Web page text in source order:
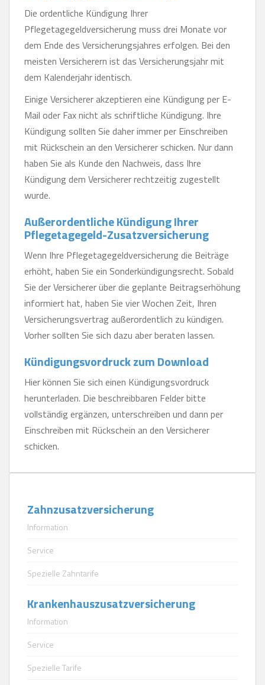
Die ordentliche Kündigung Ihrer
Pflegetagegeldversicherung muss drei Monate vor
dem Ende des Versicherungsjahres erfolgen. Bei den
meisten Versicherern ist das Versicherungsjahr mit
dem Kalenderjahr identisch.
Einige Versicherer akzeptieren eine Kündigung per E-
Mail oder Fax nicht als schriftliche Kündigung. Ihre
Kündigung sollten Sie daher immer per Einschreiben
mit Rückschein an den Versicherer schicken. Nur dann
haben Sie als Kunde den Nachweis, dass Ihre
Kündigung dem Versicherer rechtzeitig zugestellt
wurde.
Außerordentliche Kündigung Ihrer
Pflegetagegeld-Zusatzversicherung
Wenn Ihre Pflegetagegeldversicherung die Beiträge
erhöht, haben Sie ein Sonderkündigungsrecht. Sobald
Sie der Versicherer über die geplante Beitragserhöhung
informiert hat, haben Sie vier Wochen Zeit, Ihren
Versicherungsvertrag außerordentlich zu kündigen.
Vorher sollten Sie sich dazu aber beraten lassen.
Kündigungsvordruck zum Download
Hier können Sie sich einen Kündigungsvordruck
herunterladen. Die beschreibbaren Felder bitte
vollständig ergänzen, unterschreiben und dann per
Einschreiben mit Rückschein an den Versicherer
schicken.
Zahnzusatzversicherung
Information
Service
Spezielle Zahntarife
Krankenhauszusatzversicherung
Information
Service
Spezielle Tarife